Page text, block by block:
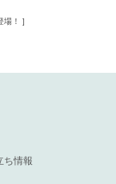
場！ ]
ち情報